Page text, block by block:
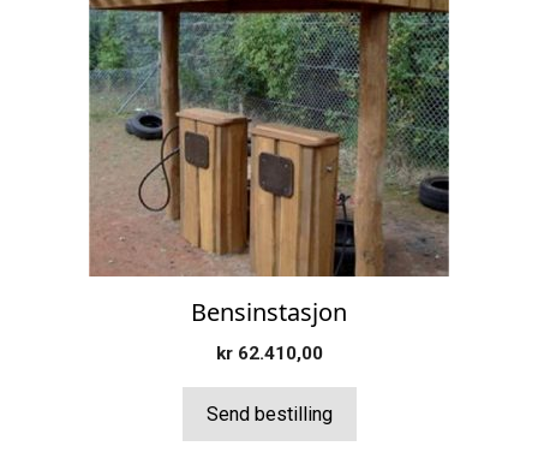
Bensinstasjon
kr62.410,00
Send bestilling